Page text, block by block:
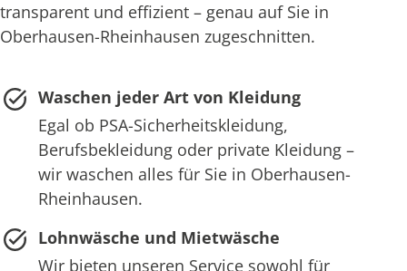
transparent und effizient – genau auf Sie in
Oberhausen-Rheinhausen zugeschnitten.
Waschen jeder Art von Kleidung
Egal ob PSA-Sicherheitskleidung,
Berufsbekleidung oder private Kleidung –
wir waschen alles für Sie in Oberhausen-
Rheinhausen.
Lohnwäsche und Mietwäsche
Wir bieten unseren Service sowohl für